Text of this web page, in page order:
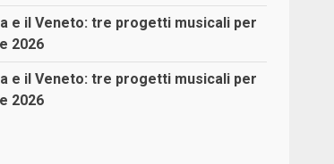
e il Veneto: tre progetti musicali per
2026
e il Veneto: tre progetti musicali per
2026